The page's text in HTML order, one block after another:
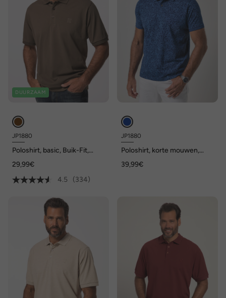
DUURZAAM
JP1880
Poloshirt, basic, Buik-Fit,
10XL
29,99€
4.5
(334)
JP1880
Poloshirt, korte mouwen,
tot 8XL
39,99€